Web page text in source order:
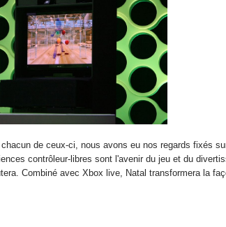
de ceux-ci, nous avons eu nos regards fixés
contrôleur-libres sont l'avenir du jeu et du
Combiné avec Xbox live, Natal transformera la